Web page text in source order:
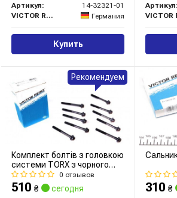
Артикул:
14-32321-01
VICTOR REINZ
Германия
Купить
Артикул:
Комплект болтів з головкою
системи TORX з чорного
металу
0 отзывов
510 ₴ сегодня
Рекомендуем
310 ₴